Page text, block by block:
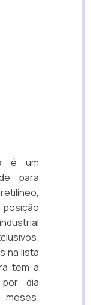
é um
para
na lista
tem a
dia